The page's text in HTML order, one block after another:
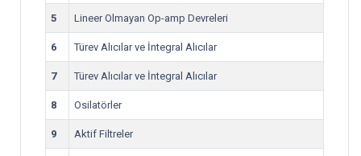
5 Lineer Olmayan Op-amp Devreleri
6 Türev Alıcılar ve İntegral Alıcılar
7 Türev Alıcılar ve İntegral Alıcılar
8 Osilatörler
9 Aktif Filtreler